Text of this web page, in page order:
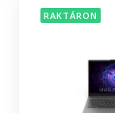
RAKTÁRON